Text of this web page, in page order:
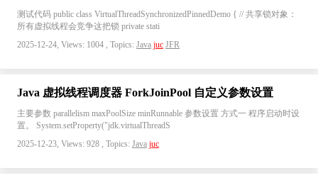
测试代码 public class VirtualThreadSynchronizedPinnedDemo { // 共享锁对象：
所有虚拟线程会竞争这把锁 private stati
2025-12-24, Views: 1004 , Topics: Java juc JFR
Java 虚拟线程调度器 ForkJoinPool 自定义参数设置
主要参数 parallelism maxPoolSize minRunnable 参数设置 方式一 程序启动时设
置。 System.setProperty("jdk.virtualThreadS
2025-12-23, Views: 928 , Topics: Java juc